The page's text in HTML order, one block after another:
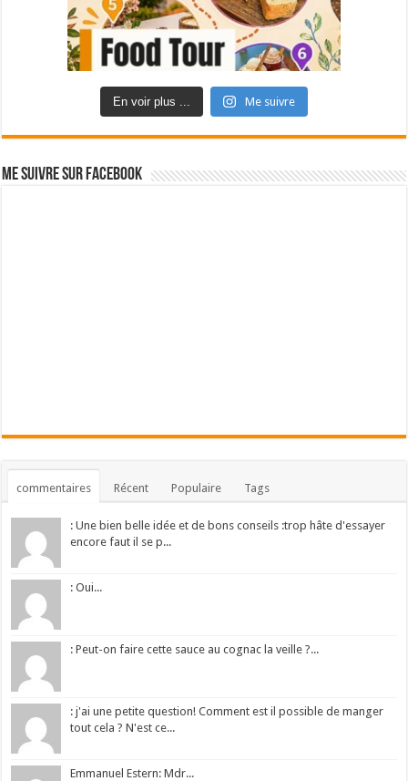
En voir plus ... Me suivre
Me suivre sur Facebook
commentaires Récent Populaire Tags
: Une bien belle idée et de bons conseils :trop hâte d'essayer
encore faut il se p...
: Oui...
: Peut-on faire cette sauce au cognac la veille ?...
: j'ai une petite question! Comment est il possible de manger
tout cela ? N'est ce...
Emmanuel Estern: Mdr...